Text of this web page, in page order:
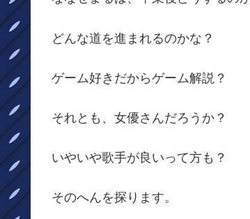
どんな道を進まれるのかな？
ゲーム好きだからゲーム解説？
それとも、女優さんだろうか？
いやいや歌手が良いって方も？
そのへんを探ります。